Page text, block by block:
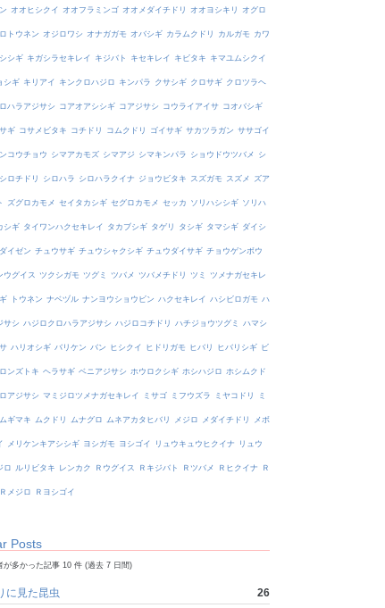
オオヒシクイ オオフラミンゴ オオメダイチドリ オオヨシキリ オグロ
トウネン オジロワシ オナガガモ オバシギ カラムクドリ カルガモ カワ
シギ キガシラセキレイ キジバト キセキレイ キビタキ キマユムシクイ
シギ キリアイ キンクロハジロ キンパラ クサシギ クロサギ クロツラヘ
ハラアジサシ コアオアシシギ コアジサシ コウライアイサ コオバシギ
ギ コサメビタキ コチドリ コムクドリ ゴイサギ サカツラガン ササゴイ
コウチョウ シマアカモズ シマアジ シマキンパラ ショウドウツバメ シ
シロチドリ シロハラ シロハラクイナ ジョウビタキ スズガモ スズメ ズア
ズグロカモメ セイタカシギ セグロカモメ セッカ ソリハシシギ ソリハ
シギ タイワンハクセキレイ タカブシギ タゲリ タシギ タマシギ ダイシ
ダイゼン チュウサギ チュウシャクシギ チュウダイサギ チョウゲンボウ
ウグイス ツクシガモ ツグミ ツバメ ツバメチドリ ツミ ツメナガセキレ
トウネン ナベヅル ナンヨウショウビン ハクセキレイ ハシビロガモ ハ
サシ ハジロクロハラアジサシ ハジロコチドリ ハチジョウツグミ ハマシ
ハリオシギ バリケン バン ヒシクイ ヒドリガモ ヒバリ ヒバリシギ ビ
ンズトキ ヘラサギ ベニアジサシ ホウロクシギ ホシハジロ ホシムクド
アジサシ マミジロツメナガセキレイ ミサゴ ミフウズラ ミヤコドリ ミ
ムギマキ ムクドリ ムナグロ ムネアカタヒバリ メジロ メダイチドリ メボ
メリケンキアシシギ ヨシガモ ヨシゴイ リュウキュウヒクイナ リュウ
ロ ルリビタキ レンカク Ｒウグイス Ｒキジバト Ｒツバメ Ｒヒクイナ Ｒ
Ｒメジロ Ｒヨシゴイ
Posts
が多かった記事 10 件 (過去 7 日間)
に見た昆虫
26